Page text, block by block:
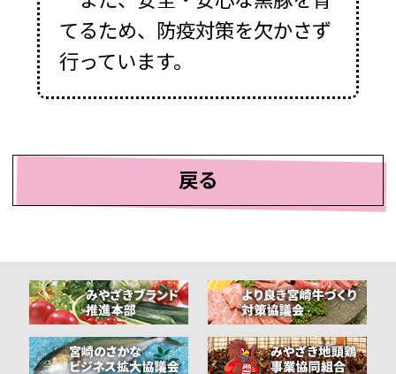
てるため、防疫対策を欠かさず
行っています。
戻る